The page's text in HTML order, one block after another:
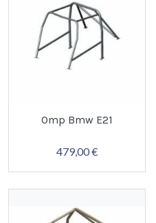
Omp Bmw E21
479,00 €